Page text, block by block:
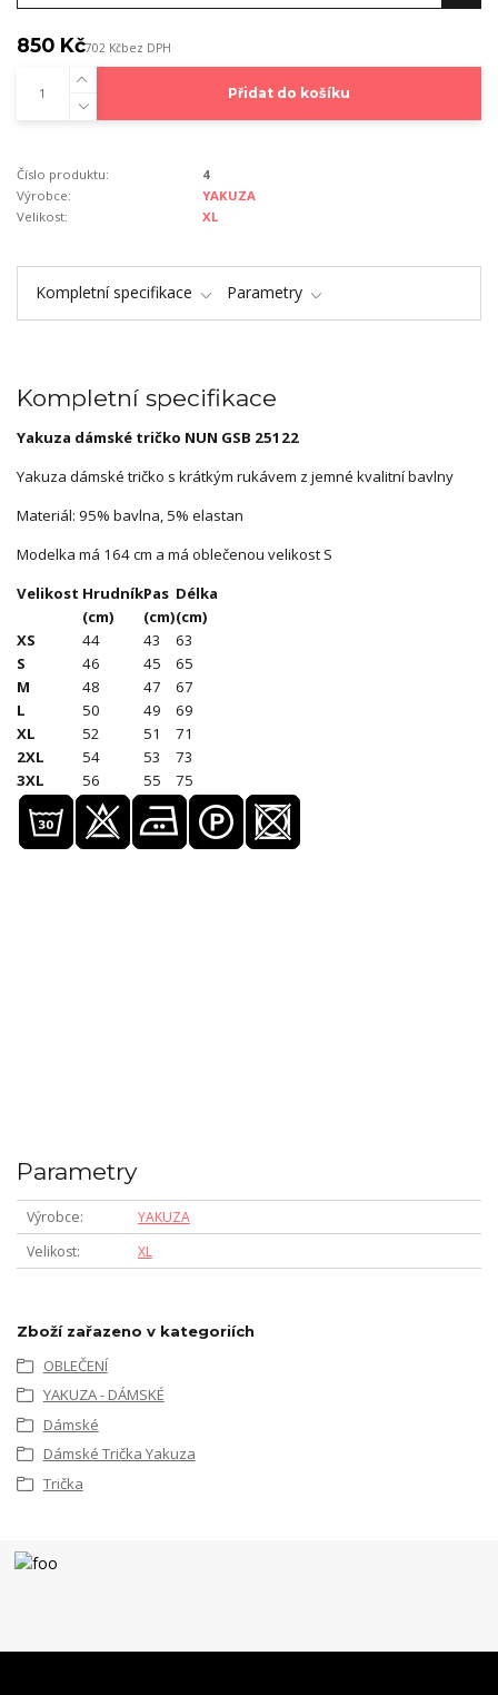
850 Kč702 Kčbez DPH
Přidat do košíku
Číslo produktu:
4
Výrobce:
YAKUZA
Velikost:
XL
Kompletní specifikace Parametry
Kompletní specifikace
Yakuza dámské tričko NUN GSB 25122
Yakuza dámské tričko s krátkým rukávem z jemné kvalitní bavlny
Materiál: 95% bavlna, 5% elastan
Modelka má 164 cm a má oblečenou velikost S
Velikost Hrudník
(cm)
Pas
(cm)
Délka
(cm)
XS
44 43
63
S
46 45
65
M
48 47
67
L
50 49
69
XL
52 51
71
2XL
54 53
73
3XL
56 55 75
Parametry
Výrobce
YAKUZA
Velikost
XL
Zboží zařazeno v kategoriích
OBLEČENÍ
YAKUZA - DÁMSKÉ
Dámské
Dámské Trička Yakuza
Trička